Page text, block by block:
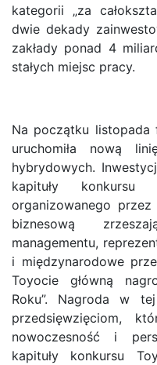
kategorii „za
dwie dekady
zakłady ponad 4
stałych miejsc pracy.
Na początku listopada
uruchomiła nową
hybrydowych.
kapituły konkursu
organizowanego
biznesową
managementu,
i międzynarodowe
Toyocie główną
Roku”. Nagroda w
przedsięwzięciom,
nowoczesność i
kapituły konkursu